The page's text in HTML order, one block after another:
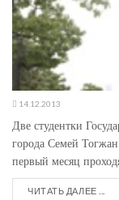
14.12.2013
Две студентки
города Семей
первый месяц
ЧИТАТЬ ДАЛЕЕ ...